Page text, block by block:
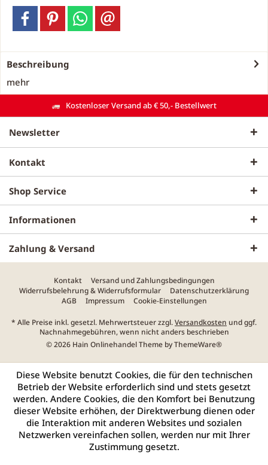
Beschreibung
mehr
Kostenloser Versand ab € 50,- Bestellwert
Newsletter
Kontakt
Shop Service
Informationen
Zahlung & Versand
Kontakt
Versand und Zahlungsbedingungen
Widerrufsbelehrung & Widerrufsformular
Datenschutzerklärung
AGB
Impressum Cookie-Einstellungen
* Alle Preise inkl. gesetzl. Mehrwertsteuer zzgl.Versandkosten und ggf.
Nachnahmegebühren, wenn nicht anders beschrieben
© 2026 Hain Onlinehandel Theme byThemeWare®
Diese Website benutzt Cookies, die für den technischen
Betrieb der Website erforderlich sind und stets gesetzt
werden. Andere Cookies, die den Komfort bei Benutzung
dieser Website erhöhen, der Direktwerbung dienen oder
die Interaktion mit anderen Websites und sozialen
Netzwerken vereinfachen sollen, werden nur mit Ihrer
Zustimmung gesetzt.